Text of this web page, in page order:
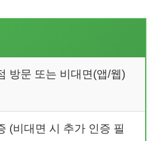
방문 또는 비대면(앱/웹)
(비대면 시 추가 인증 필